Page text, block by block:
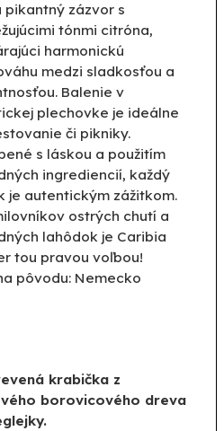
pikantný zázvor s
tónmi citróna,
harmonickú
medzi sladkosťou a
Balenie v
plechovke je ideálne
či pikniky.
s láskou a použitím
ingrediencií, každý
je autentickým zážitkom.
ostrých chutí a
lahôdok je Caribia
tou pravou voľbou!
pôvodu: Nemecko
krabička z
borovicového dreva